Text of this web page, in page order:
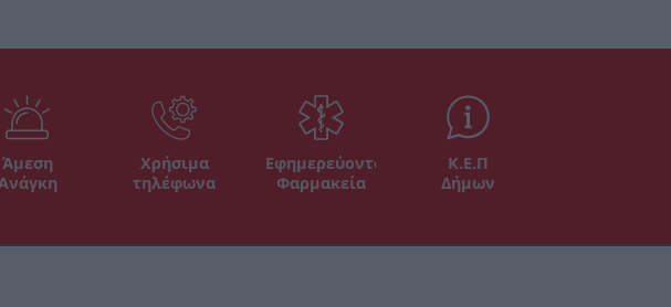
Άμεση
Χρήσιμα
τηλέφωνα
Εφημερεύοντα
Φαρμακεία
Κ.Ε.Π
Δήμων